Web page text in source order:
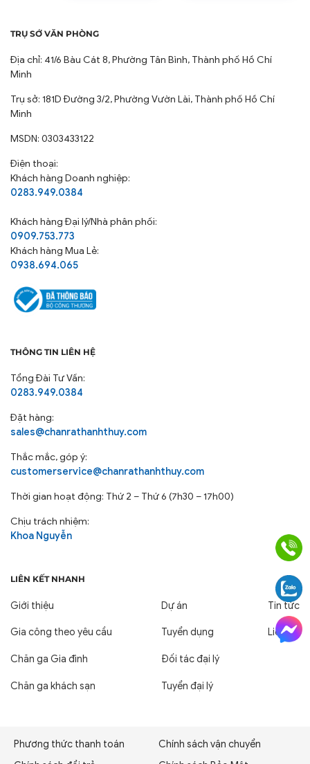
TRỤ SỞ VĂN PHÒNG
Địa chỉ: 41/6 Bàu Cát 8, Phường Tân Bình, Thành phố Hồ Chí
Minh
Trụ sở: 181D Đường 3/2, Phường Vườn Lài, Thành phố Hồ Chí
Minh
MSDN: 0303433122
Điện thoại:
Khách hàng Doanh nghiệp:
0283.949.0384
Khách hàngĐại lý/Nhà phân phối:
0909.753.773
Khách hàng Mua Lẻ:
0938.694.065
THÔNG TIN LIÊN HỆ
Tổng Đài Tư Vấn:
0283.949.0384
Đặt hàng:
sales@chanrathanhthuy.com
Thắc mắc, góp ý:
customerservice@chanrathanhthuy.com
Thời gian hoạt động: Thứ 2 – Thứ 6 (7h30 – 17h00)
Chịu trách nhiệm:
Khoa Nguyễn
LIÊN KẾT NHANH
Giới thiệu
Gia công theo yêu cầu
Chăn ga Gia đình
Chăn ga khách sạn
Dự án
Tuyển dụng
Đối tác đại lý
Tuyển đại lý
Tin tức
Liên hệ
Phương thức thanh toán
Chính sách vận chuyển